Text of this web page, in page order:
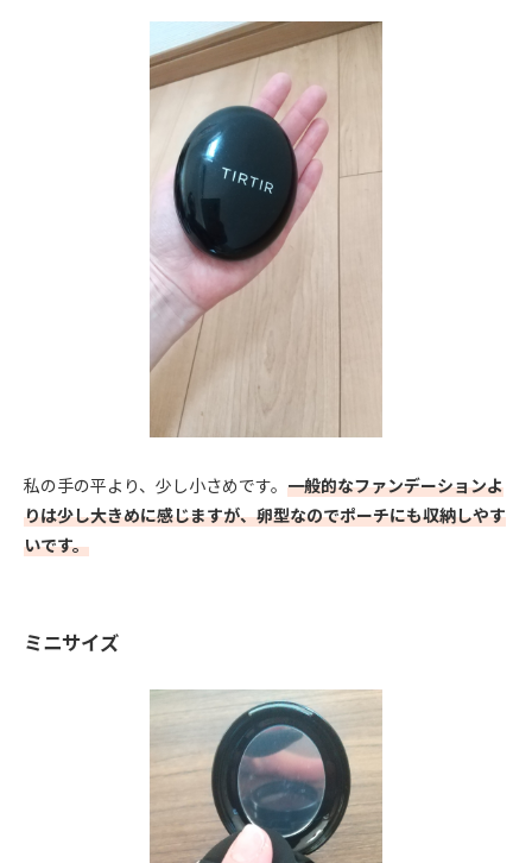
私の手の平より、少し小さめです。 一般的なファンデーションよ
りは少し大きめに感じますが、卵型なのでポーチにも収納しやす
いです。
ミニサイズ